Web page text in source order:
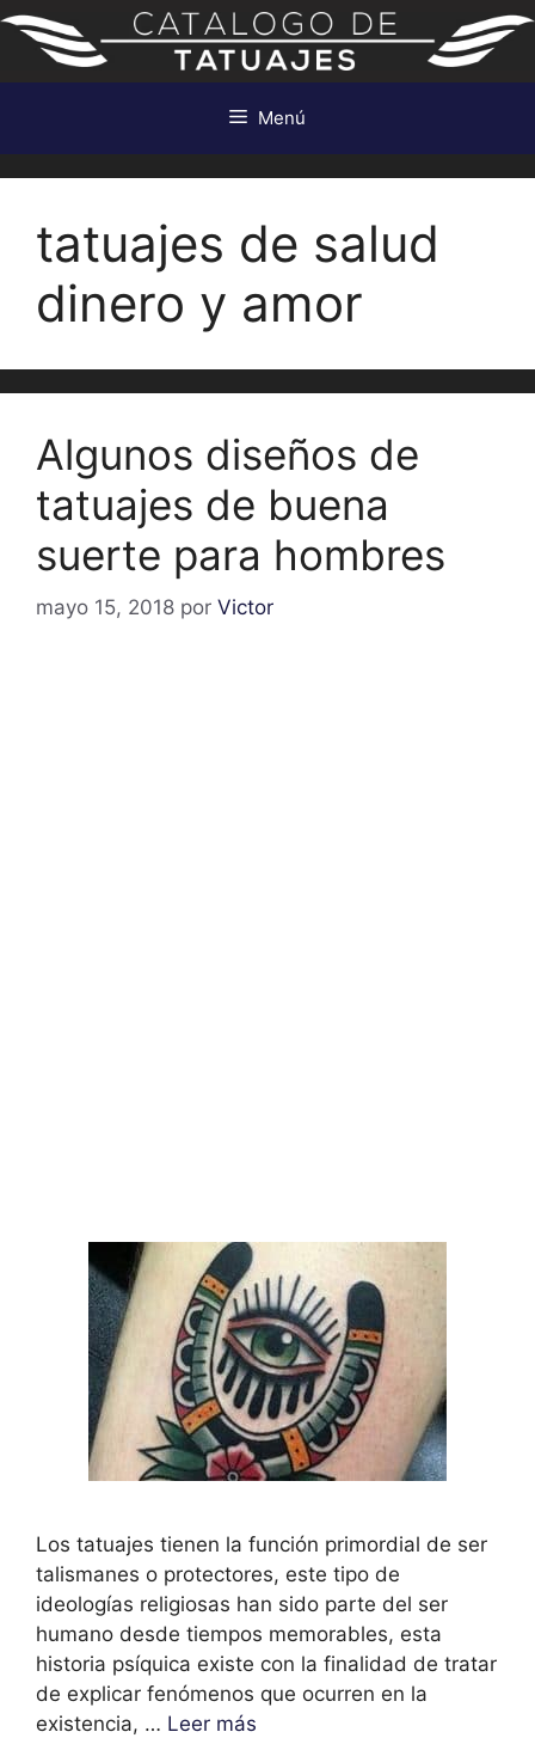
Saltar
contenido
Menú
tatuajes de salud
dinero y amor
Algunos diseños de
tatuajes de buena
suerte para hombres
mayo 15, 2018 por Victor
Los tatuajes tienen la función primordial de ser
talismanes o protectores, este tipo de
ideologías religiosas han sido parte del ser
humano desde tiempos memorables, esta
historia psíquica existe con la finalidad de tratar
de explicar fenómenos que ocurren en la
existencia, … Leer más